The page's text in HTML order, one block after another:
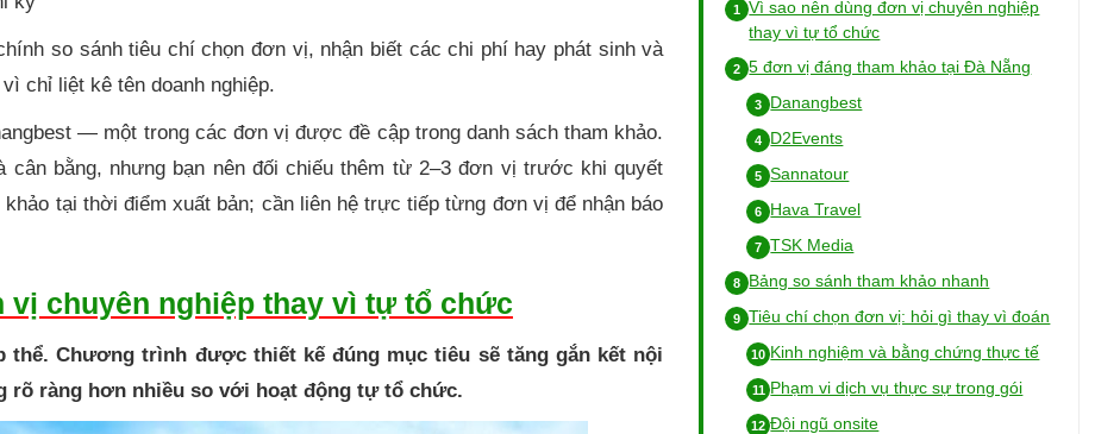
so sánh tiêu chí chọn đơn vị, nhận biết các chi phí hay phát sinh và
chỉ liệt kê tên doanh nghiệp.
— một trong các đơn vị được đề cập trong danh sách tham khảo.
cân bằng, nhưng bạn nên đối chiếu thêm từ 2–3 đơn vị trước khi quyết
tại thời điểm xuất bản; cần liên hệ trực tiếp từng đơn vị để nhận báo
vị chuyên nghiệp thay vì tự tổ chức
thể. Chương trình được thiết kế đúng mục tiêu sẽ tăng gắn kết nội
rõ ràng hơn nhiều so với hoạt động tự tổ chức.
Vì sao nên dùng đơn vị chuyên nghiệp
thay vì tự tổ chức
5 đơn vị đáng tham khảo tại Đà Nẵng
Danangbest
D2Events
Sannatour
Hava Travel
TSK Media
Bảng so sánh tham khảo nhanh
Tiêu chí chọn đơn vị: hỏi gì thay vì đoán
Kinh nghiệm và bằng chứng thực tế
Phạm vi dịch vụ thực sự trong gói
Đội ngũ onsite